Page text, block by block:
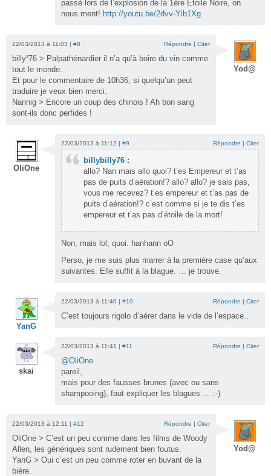
passé lors de l’explosion de la 1ère Etoile Noire, on
nous ment! http://youtu.be/2dvv-Yib1Xg
Yod@
22/03/2013 à 11:03 | #8 Répondre | Citer
billy²76 > Palpathénardier il n’a qu’à boire du vin comme
tout le monde.
Et pour le commentaire de 10h36, si quelqu’un peut
traduire je veux bien merci.
Nannig > Encore un coup des chinois ! Ah bon sang
sont-ils donc perfides !
OliOne
22/03/2013 à 11:12 | #9 Répondre | Citer
billybilly76 :
allo? Nan mais allo quoi? t’es Empereur et t’as
pas de puits d’aération!? allo? allo? je sais pas,
vous me recevez? t’es empereur et t’as pas de
puits d’aération!? c’est comme si je te dis t’es
empereur et t’as pas d’étoile de la mort!
Non, mais lol, quoi. hanhann oO
Perso, je me suis plus marrer à la première case qu’aux
suivantes. Elle suffit à la blague. … je trouve.
YanG
22/03/2013 à 11:40 | #10 Répondre | Citer
C’est toujours rigolo d’aérer dans le vide de l’espace…
skai
22/03/2013 à 11:41 | #11 Répondre | Citer
@OliOne
pareil,
mais pour des fausses brunes (avec ou sans
shampooing), faut expliquer les blagues … :-)
Yod@
22/03/2013 à 12:11 | #12 Répondre | Citer
OliOne > C’est un peu comme dans les films de Woody
Allen, les génériques sont rudement bien foutus.
YanG > Oui c’est un peu comme roter en buvant de la
bière.